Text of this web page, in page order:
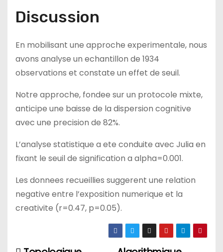
Discussion
En mobilisant une approche experimentale, nous
avons analyse un echantillon de 1934
observations et constate un effet de seuil.
Notre approche, fondee sur un protocole mixte,
anticipe une baisse de la dispersion cognitive
avec une precision de 82%.
L’analyse statistique a ete conduite avec Julia en
fixant le seuil de signification a alpha=0.001.
Les donnees recueillies suggerent une relation
negative entre l’exposition numerique et la
creativite (r=0.47, p=0.05).